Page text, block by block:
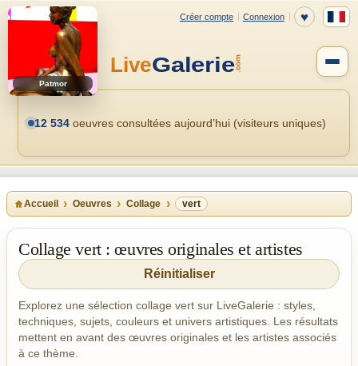
Patmor
12 534 oeuvres consultées aujourd’hui (visiteurs uniques)
Accueil Oeuvres Collage vert
Collage vert : œuvres originales et artistes
Réinitialiser
Explorez une sélection collage vert sur LiveGalerie : styles,
techniques, sujets, couleurs et univers artistiques. Les résultats
mettent en avant des œuvres originales et les artistes associés
à ce thème.